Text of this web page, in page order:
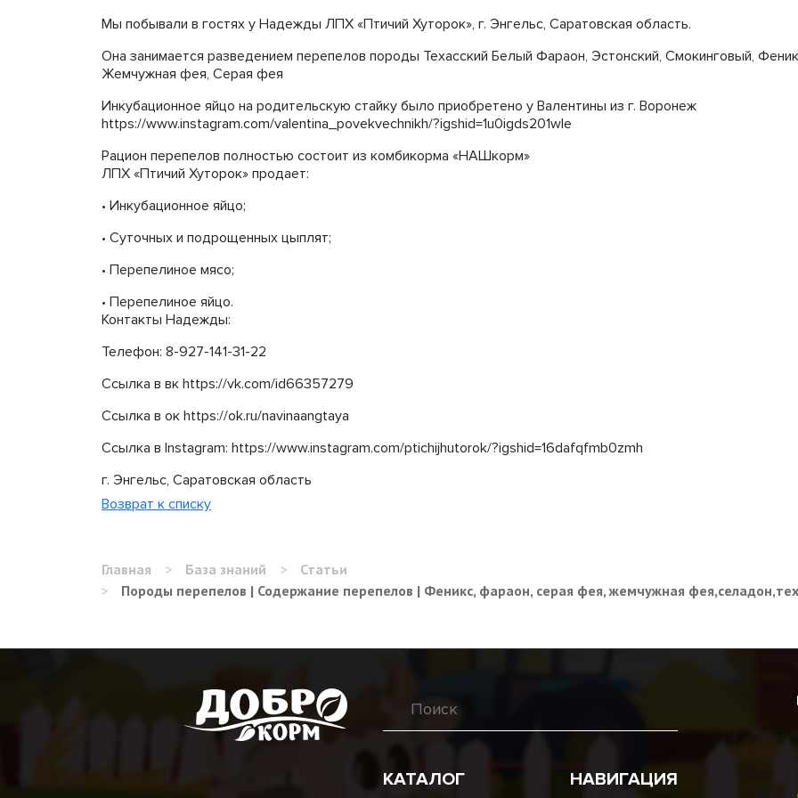
Мы побывали в гостях у Надежды ЛПХ «Птичий Хуторок», г. Энгельс, Саратовская область.
Она занимается разведением перепелов породы Техасский Белый Фараон, Эстонский, Смокинговый,
Жемчужная фея, Серая фея
Инкубационное яйцо на родительскую стайку было приобретено у Валентины из г. Воронеж
https://www.instagram.com/valentina_povekvechnikh/?igshid=1u0igds201wle
Рацион перепелов полностью состоит из комбикорма «НАШкорм»
ЛПХ «Птичий Хуторок» продает:
• Инкубационное яйцо;
• Суточных и подрощенных цыплят;
• Перепелиное мясо;
• Перепелиное яйцо.
Контакты Надежды:
Телефон: 8-927-141-31-22
Ссылка в вк https://vk.com/id66357279​
Ссылка в ок https://ok.ru/navinaangtaya​
Ссылка в Instagram: https://www.instagram.com/ptichijhutorok/?igshid=16dafqfmb0zmh
г. Энгельс, Саратовская область
Возврат к списку
Главная > База знаний >
Статьи
>
Породы перепелов | Содержание перепелов | Феникс, фараон, серая фея, жемчужная
КАТАЛОГ НАВИГАЦИЯ